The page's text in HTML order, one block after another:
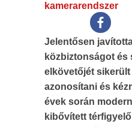
kamerarendszer
Jelentősen
közbiztonságot és
elkövetőjét
azonosítani és
évek során
kibővített